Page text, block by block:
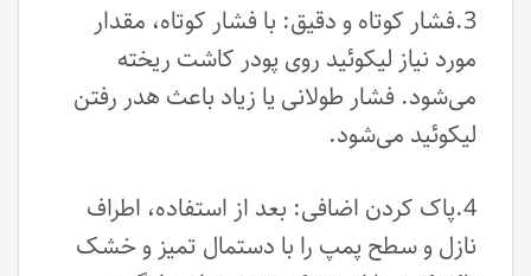
3.فشار کوتاه و دقیق: با فشار کوتاه، مقدار
مورد نیاز لیکوئید روی پودر کاشت ریخته
می‌شود. فشار طولانی یا زیاد باعث هدر رفتن
لیکوئید می‌شود.
4.پاک کردن اضافی: بعد از استفاده، اطراف
نازل و سطح پمپ را با دستمال تمیز و خشک